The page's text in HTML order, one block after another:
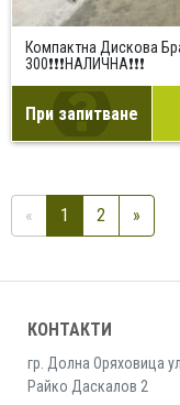
Компактна Дискова
300❗❗❗НАЛИЧНА❗❗❗
При запитване
« 1 2 »
КОНТАКТИ
гр. Долна Оряховица ул.
Райко Даскалов 2